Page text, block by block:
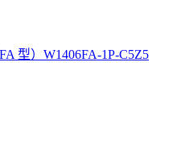
型） W1406FA-1P-C5Z5